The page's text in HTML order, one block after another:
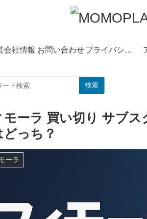
会社情報 お問い合わせ プライバシーポリシー
検索
モーラ 買い切り サブス
っち？
ーラ